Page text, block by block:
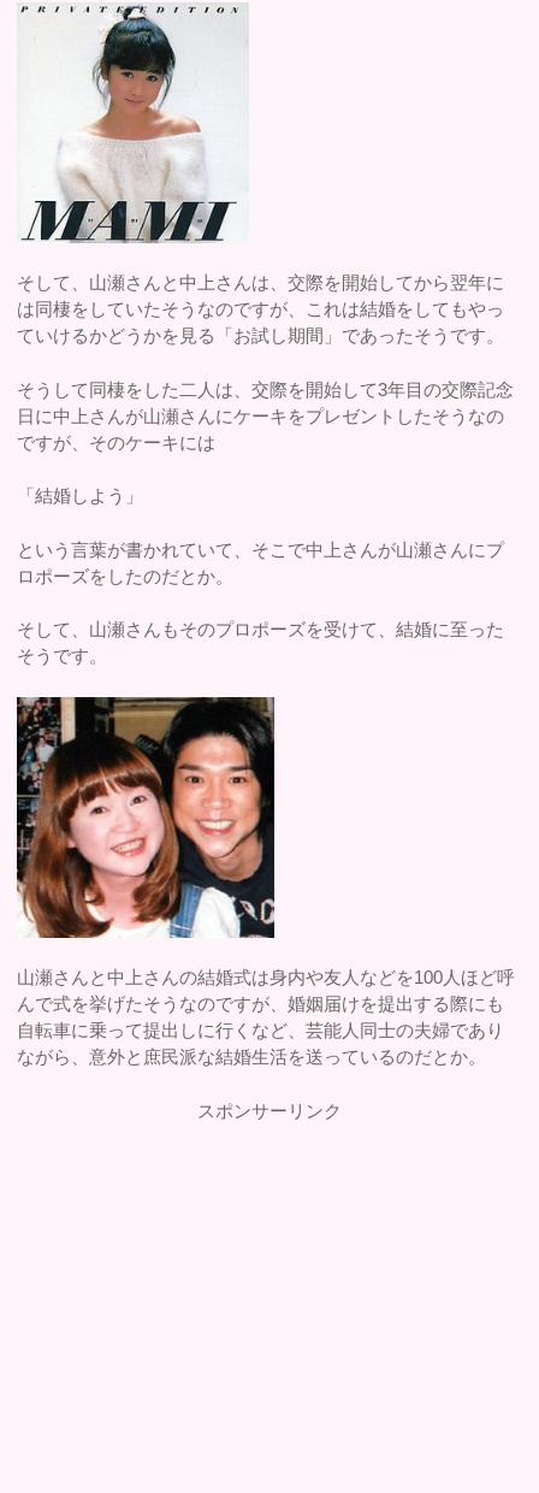
そして、山瀬さんと中上さんは、交際を開始してから翌年に
は同棲をしていたそうなのですが、これは結婚をしてもやっ
ていけるかどうかを見る「お試し期間」であったそうです。
そうして同棲をした二人は、交際を開始して3年目の交際記念
日に中上さんが山瀬さんにケーキをプレゼントしたそうなの
ですが、そのケーキには
「結婚しよう」
という言葉が書かれていて、そこで中上さんが山瀬さんにプ
ロポーズをしたのだとか。
そして、山瀬さんもそのプロポーズを受けて、結婚に至った
そうです。
山瀬さんと中上さんの結婚式は身内や友人などを100人ほど呼
んで式を挙げたそうなのですが、婚姻届けを提出する際にも
自転車に乗って提出しに行くなど、芸能人同士の夫婦であり
ながら、意外と庶民派な結婚生活を送っているのだとか。
スポンサーリンク